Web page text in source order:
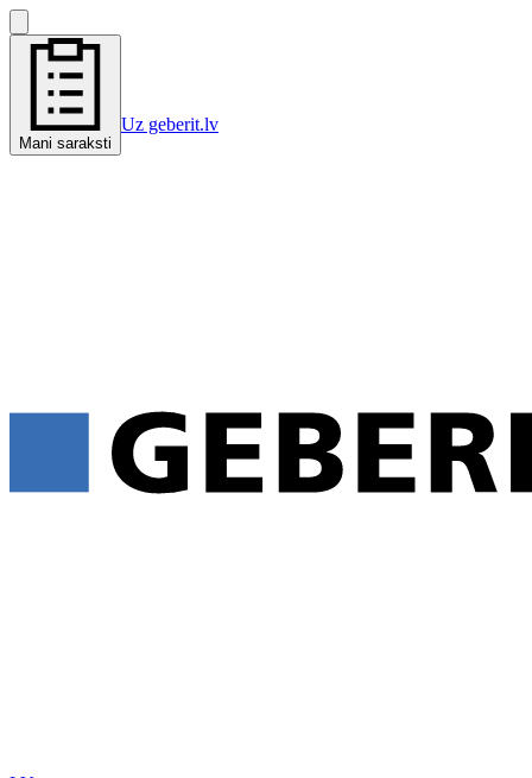
Mani saraksti
Uz geberit.lv